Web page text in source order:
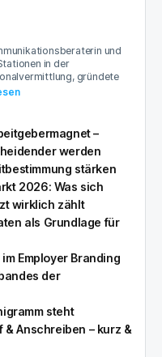
und
in der
gründete
–
werden
stärken
2026: Was sich
wirklich zählt
als Grundlage für
Employer Branding
der
steht
Anschreiben – kurz &